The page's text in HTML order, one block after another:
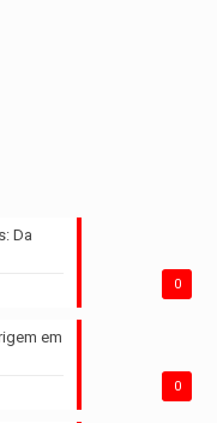
0
Da
0
em